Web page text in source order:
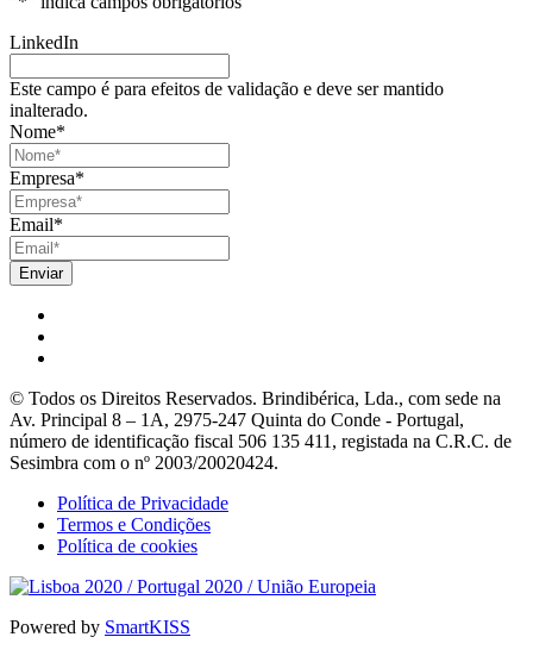
LinkedIn
Este campo é para efeitos de validação e deve ser mantido
inalterado.
Nome*
Empresa*
Email*
© Todos os Direitos Reservados. Brindibérica, Lda., com sede na
Av. Principal 8 – 1A, 2975-247 Quinta do Conde - Portugal,
número de identificação fiscal 506 135 411, registada na C.R.C. de
Sesimbra com o nº 2003/20020424.
Política de Privacidade
Termos e Condições
Política de cookies
Powered by SmartKISS